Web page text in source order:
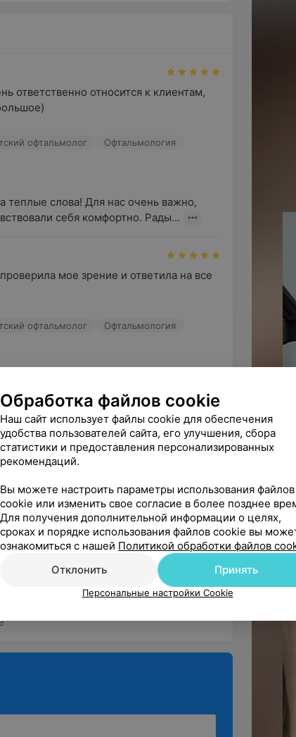
ответственно относится к клиентам,
офтальмолог
Офтальмология
теплые слова! Для нас очень важно,
себя комфортно. Рады...
мое зрение и ответила на все
офтальмолог
Офтальмология
высокую оценку! Рады, что прием
вопросы получили ответы. Желаем ...
одевать и снимать линзы.
офтальмолог
Офтальмология
отзыв! Отлично, что обучение прошло
вашей дочери только ко...
Обработка файлов cookie
Наш сайт использует файлы cookie для обеспечения
удобства пользователей сайта, его улучшения, сбора
статистики и предоставления персонализированных
рекомендаций.
Вы можете настроить параметры использования файлов
cookie или изменить свое согласие в более позднее
Для получения дополнительной информации о целях,
сроках и порядке использования файлов cookie вы
ознакомиться с нашей Политикой обработки файлов
Отклонить
Принять
Персональные настройки Cookie